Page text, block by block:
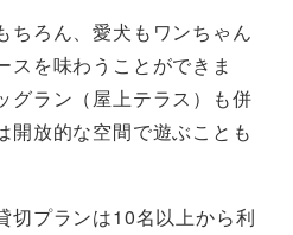
ちろん、愛犬もワンちゃん
スを味わうことができま
グラン（屋上テラス）も併
開放的な空間で遊ぶことも
切プランは10名以上から利